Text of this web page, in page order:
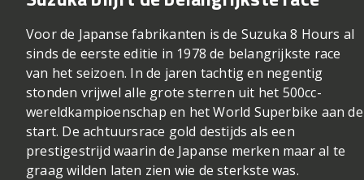
Voor de Japanse fabrikanten is de Suzuka 8 Hours al
sinds de eerste editie in 1978 de belangrijkste race
van het seizoen. In de jaren tachtig en negentig
stonden vrijwel alle grote sterren uit het 500cc-
wereldkampioenschap en het World Superbike aan de
start. De achtuursrace gold destijds als een
prestigestrijd waarin de Japanse merken maar al te
graag wilden laten zien wie de sterkste was.